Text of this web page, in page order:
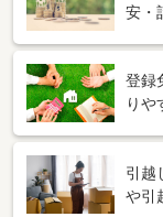
安・
登録
りや
引越
や引